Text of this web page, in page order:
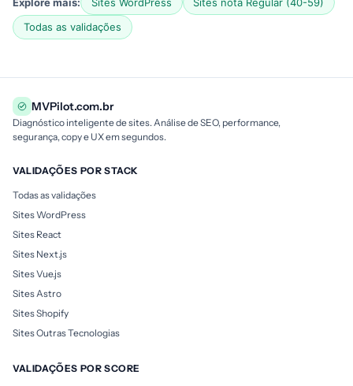
Todas as validações
MVPilot.com.br
Diagnóstico inteligente de sites. Análise de SEO, performance,
segurança, copy e UX em segundos.
VALIDAÇÕES POR STACK
Todas as validações
Sites WordPress
Sites React
Sites Next.js
Sites Vue.js
Sites Astro
Sites Shopify
Sites Outras Tecnologias
VALIDAÇÕES POR SCORE